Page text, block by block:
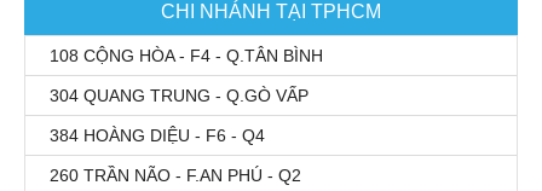
CHI NHÁNH TẠI TPHCM
108 CỘNG HÒA - F4 - Q.TÂN BÌNH
304 QUANG TRUNG - Q.GÒ VẤP
384 HOÀNG DIỆU - F6 - Q4
260 TRẦN NÃO - F.AN PHÚ - Q2